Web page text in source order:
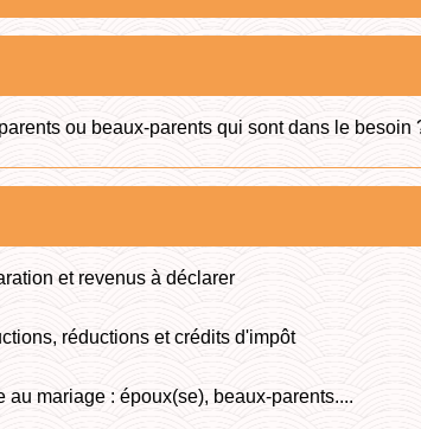
ou beaux-parents qui sont dans le besoin
et revenus à déclarer
réductions et crédits d'impôt
mariage : époux(se), beaux-parents....